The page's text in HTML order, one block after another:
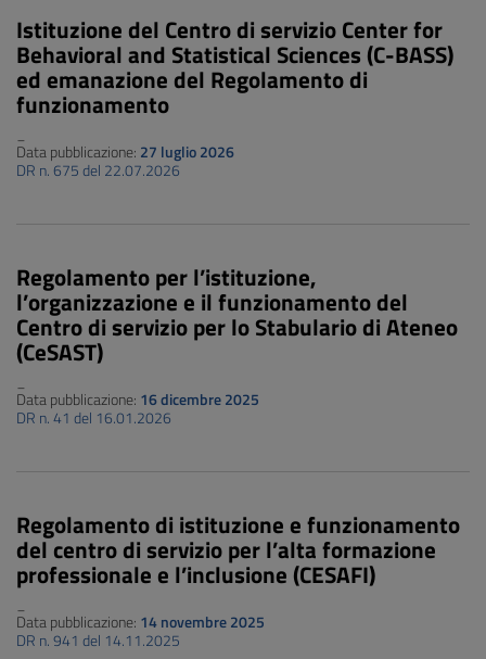
Istituzione del Centro di servizio Center for
Behavioral and Statistical Sciences (C-BASS)
ed emanazione del Regolamento di
funzionamento
Data pubblicazione: 27 luglio 2026
DR n. 675 del 22.07.2026
Regolamento per l’istituzione,
l’organizzazione e il funzionamento del
Centro di servizio per lo Stabulario di Ateneo
(CeSAST)
Data pubblicazione: 16 dicembre 2025
DR n. 41 del 16.01.2026
Regolamento di istituzione e funzionamento
del centro di servizio per l’alta formazione
professionale e l’inclusione (CESAFI)
Data pubblicazione: 14 novembre 2025
DR n. 941 del 14.11.2025